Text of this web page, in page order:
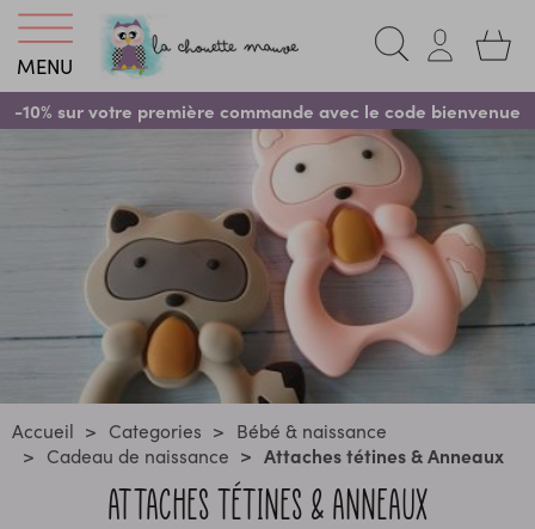
MENU
-10% sur votre première commande avec le code bienvenue
Accueil Categories
Bébé & naissance
Cadeau de naissance
Attaches tétines & Anneaux
ATTACHES TÉTINES & ANNEAUX